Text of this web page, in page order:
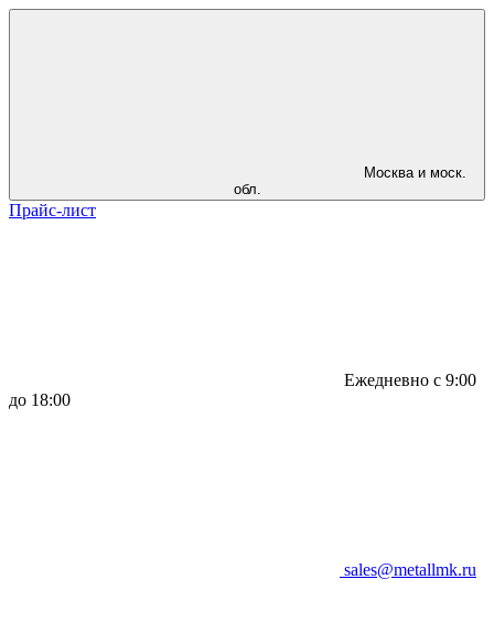
Москва и моск.
обл.
Прайс-лист
Ежедневно с 9:00
до 18:00
sales@metallmk.ru